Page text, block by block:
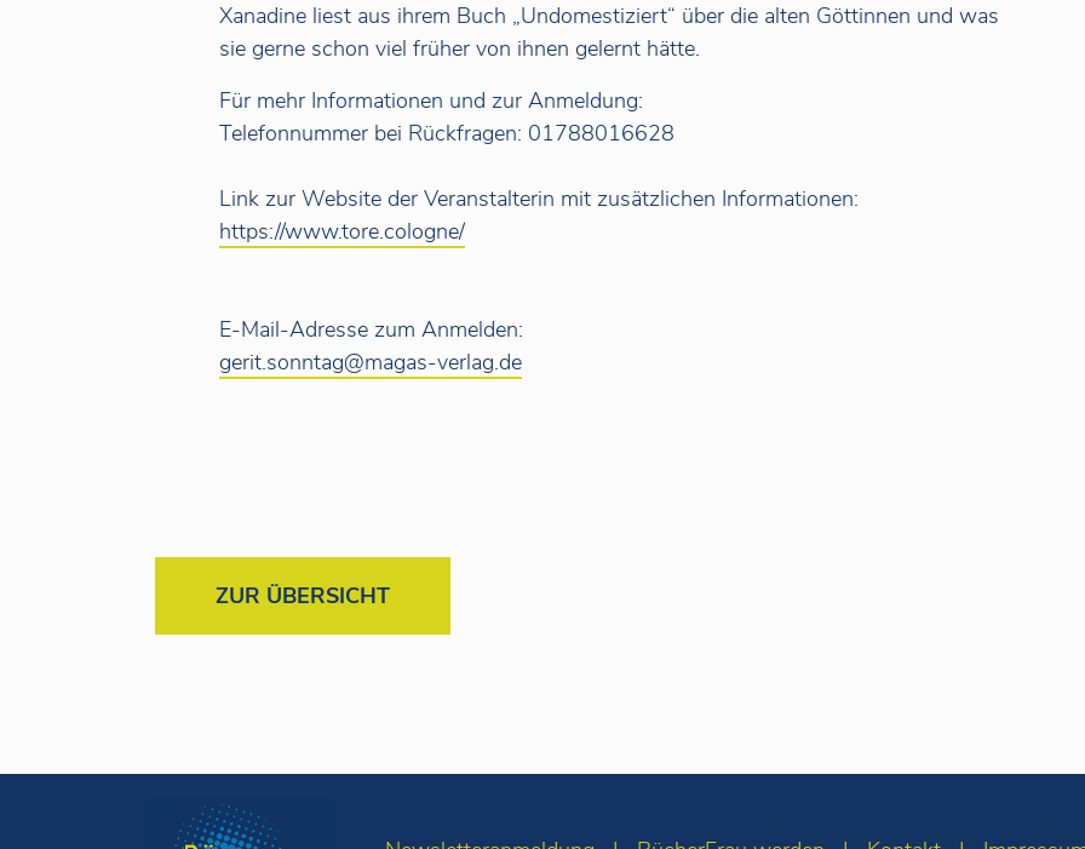
Xanadine liest aus ihrem Buch „Undomestiziert“ über die alten Göttinnen und was
sie gerne schon viel früher von ihnen gelernt hätte.
Für mehr Informationen und zur Anmeldung:
Telefonnummer bei Rückfragen: 01788016628
Link zur Website der Veranstalterin mit zusätzlichen Informationen:
https://www.tore.cologne/
E-Mail-Adresse zum Anmelden:
gerit.sonntag@magas-verlag.de
ZUR ÜBERSICHT